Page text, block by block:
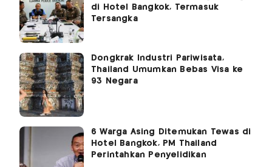
di Hotel Bangkok, Termasuk
Tersangka
Dongkrak Industri Pariwisata,
Thailand Umumkan Bebas Visa ke
93 Negara
6 Warga Asing Ditemukan Tewas di
Hotel Bangkok, PM Thailand
Perintahkan Penyelidikan